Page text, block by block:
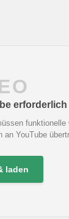
erforderlich
funktionelle
YouTube
laden